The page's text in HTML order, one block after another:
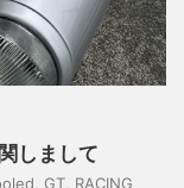
しまして
GT RACING